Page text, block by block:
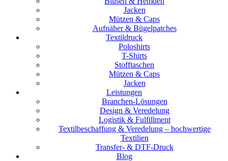
Jacken
Mützen & Caps
Aufnäher & Bügelpatches
Textildruck
Poloshirts
T-Shirts
Stofftaschen
Mützen & Caps
Jacken
Leistungen
Branchen-Lösungen
Design & Veredelung
Logistik & Fulfillment
Textilbeschaffung & Veredelung – hochwertige
Textilien
Transfer- & DTF-Druck
Blog